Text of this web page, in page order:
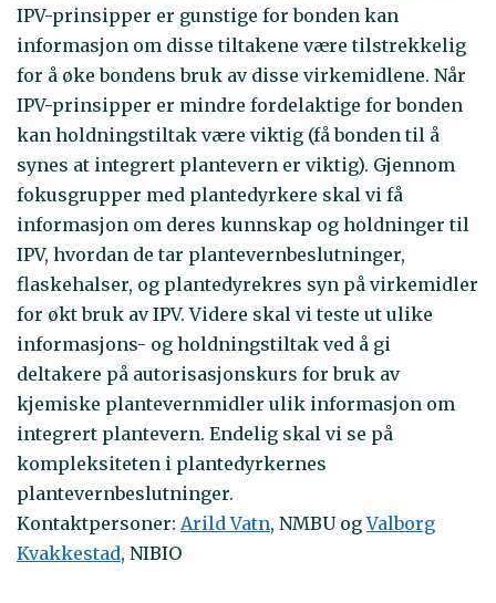
IPV-prinsipper er gunstige for bonden kan
informasjon om disse tiltakene være tilstrekkelig
for å øke bondens bruk av disse virkemidlene. Når
IPV-prinsipper er mindre fordelaktige for bonden
kan holdningstiltak være viktig (få bonden til å
synes at integrert plantevern er viktig). Gjennom
fokusgrupper med plantedyrkere skal vi få
informasjon om deres kunnskap og holdninger til
IPV, hvordan de tar plantevernbeslutninger,
flaskehalser, og plantedyrekres syn på virkemidler
for økt bruk av IPV. Videre skal vi teste ut ulike
informasjons- og holdningstiltak ved å gi
deltakere på autorisasjonskurs for bruk av
kjemiske plantevernmidler ulik informasjon om
integrert plantevern. Endelig skal vi se på
kompleksiteten i plantedyrkernes
plantevernbeslutninger.
Kontaktpersoner: Arild Vatn, NMBU ogValborg
Kvakkestad, NIBIO